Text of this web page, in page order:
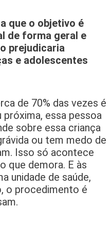
que o objetivo é
de forma geral e
prejudicaria
e adolescentes
de 70% das vezes é
essa pessoa
sobre essa criança
ou tem medo de
Isso só acontece
que demora. E às
unidade de saúde,
o procedimento é